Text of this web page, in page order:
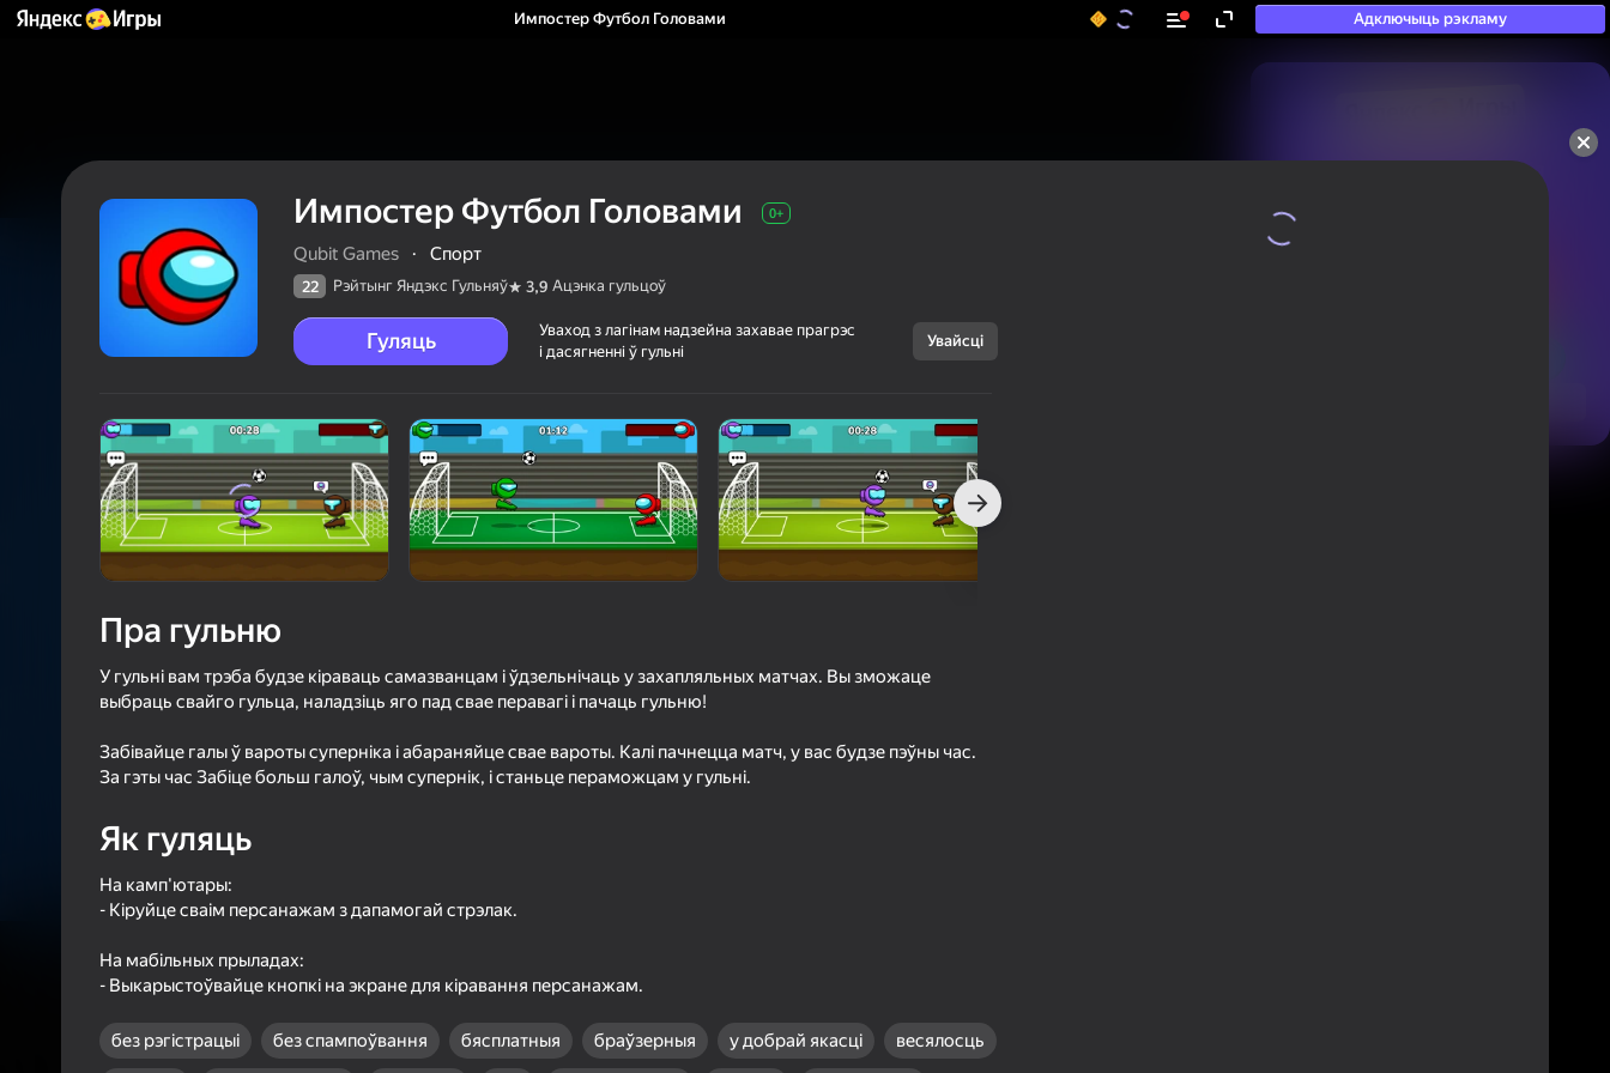
Импостер Футбол Головами Адключыць рэкламу
50+ тап-гульняў, у якія
гуляюць нават тыя, хто
Футбол
Головами
Qubit Games
Спорт
22 Рэйтынг Яндэкс Гульняў
Импостер Футбол Головами 0+
Qubit Games · Спорт
22 Рэйтынг Яндэкс Гульняў 3,9 Ацэнка гульцоў
Гуляць
Уваход з лагінам надзейна захавае прагрэс
і дасягненні ў гульні
Увайсці
Пра гульню
У гульні вам трэба будзе кіраваць самазванцам і ўдзельнічаць у захапляльных матчах. Вы зможаце
выбраць свайго гульца, наладзіць яго пад свае перавагі і пачаць гульню!
Забівайце галы ў вароты суперніка і абараняйце свае вароты. Калі пачнецца матч, у вас будзе пэўны час.
За гэты час Забіце больш галоў, чым супернік, і станьце пераможцам у гульні.
Як гуляць
На камп'ютары:
- Кіруйце сваім персанажам з дапамогай стрэлак.
На мабільных прыладах:
- Выкарыстоўвайце кнопкі на экране для кіравання персанажам.
без рэгістрацыі без спампоўвання бясплатныя браўзерныя у добрай якасці весялосць